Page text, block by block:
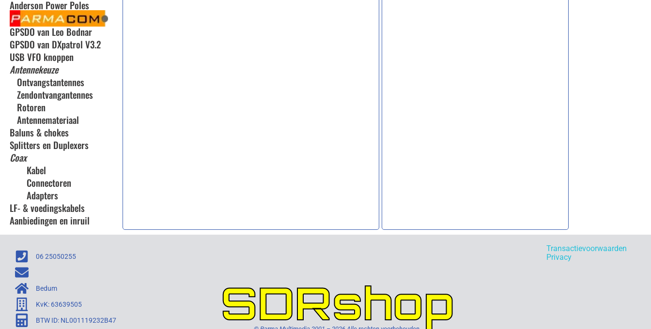
Anderson Power Poles
GPSDO van Leo Bodnar
GPSDO van DXpatrol V3.2
USB VFO knoppen
Antennekeuze
Ontvangstantennes
Zendontvangantennes
Rotoren
Antennemateriaal
Baluns & chokes
Splitters en Duplexers
Coax
Kabel
Connectoren
Adapters
LF- & voedingskabels
Aanbiedingen en inruil
06 25050255
Bedum
KvK: 63639505
BTW ID: NL001119232B47 SDRshop
Transactievoorwaarden
Privacy